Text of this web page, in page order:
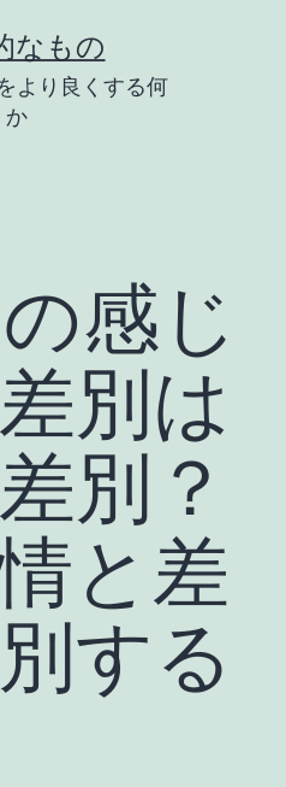
なもの
より良くする何
か
感じ
別は
別？
と差
する